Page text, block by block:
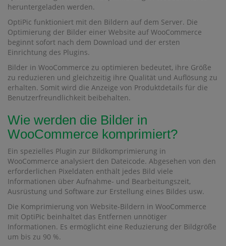
heruntergeladen werden.
OptiPic funktioniert mit den Bildern auf dem Server. Die
Optimierung der Bilder einer Website auf WooCommerce
beginnt sofort nach dem Download und der ersten
Einrichtung des Plugins.
Bilder in WooCommerce zu optimieren bedeutet, ihre Größe
zu reduzieren und gleichzeitig ihre Qualität und Auflösung zu
erhalten. Somit wird die Anzeige von Produktdetails für die
Benutzerfreundlichkeit beibehalten.
Wie werden die Bilder in
WooCommerce komprimiert?
Ein spezielles Plugin zur Bildkomprimierung in
WooCommerce analysiert den Dateicode. Abgesehen von den
erforderlichen Pixeldaten enthält jedes Bild viele
Informationen über Aufnahme- und Bearbeitungszeit,
Ausrüstung und Software zur Erstellung eines Bildes usw.
Die Komprimierung von Website-Bildern in WooCommerce
mit OptiPic beinhaltet das Entfernen unnötiger
Informationen. Es ermöglicht eine Reduzierung der Bildgröße
um bis zu 90 %.